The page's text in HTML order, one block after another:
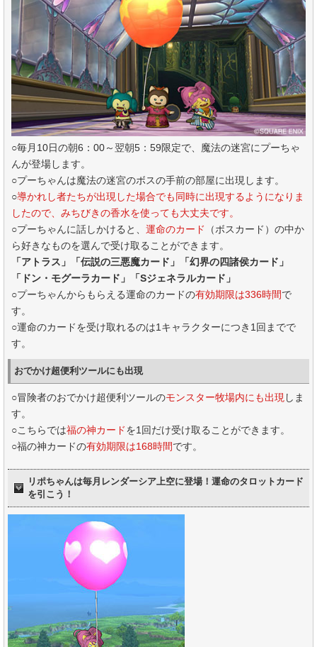
○毎月10日の朝6：00～翌朝5：59限定で、魔法の迷宮にプーちゃ
んが登場します。
○プーちゃんは魔法の迷宮のボスの手前の部屋に出現します。
○導かれし者たちが出現した場合でも同時に出現するようになりま
したので、みちびきの香水を使っても大丈夫です。
○プーちゃんに話しかけると、 運命のカード
（ボスカード）の中か
ら好きなものを選んで受け取ることができます。
「アトラス」「伝説の三悪魔カード」「幻界の四諸侯カード」
「ドン・モグーラカード」「Sジェネラルカード」
○プーちゃんからもらえる運命のカードの有効期限は336時間で
す。
○運命のカードを受け取れるのは1キャラクターにつき1回までで
す。
おでかけ超便利ツールにも出現
○冒険者のおでかけ超便利ツールのモンスター牧場内にも出現 しま
す。
○こちらでは福の神カードを1回だけ受け取ることができます。
○福の神カードの有効期限は168時間です。
リポちゃんは毎月レンダーシア上空に登場！運命のタロットカード
を引こう！